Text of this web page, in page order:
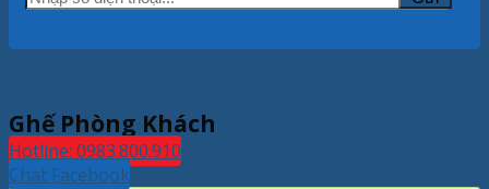
Ghế Phòng Khách
Hotline: 0983.800.910
Chat Facebook